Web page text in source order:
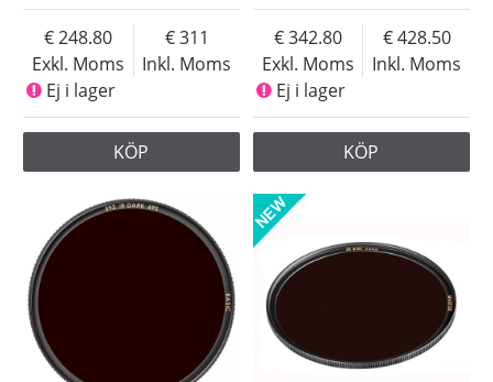
Exkl. Moms
248.80
Inkl. Moms
311
Ej i lager
KÖP
Exkl. Moms
342.80
Inkl. Moms
428.50
Ej i lager
KÖP